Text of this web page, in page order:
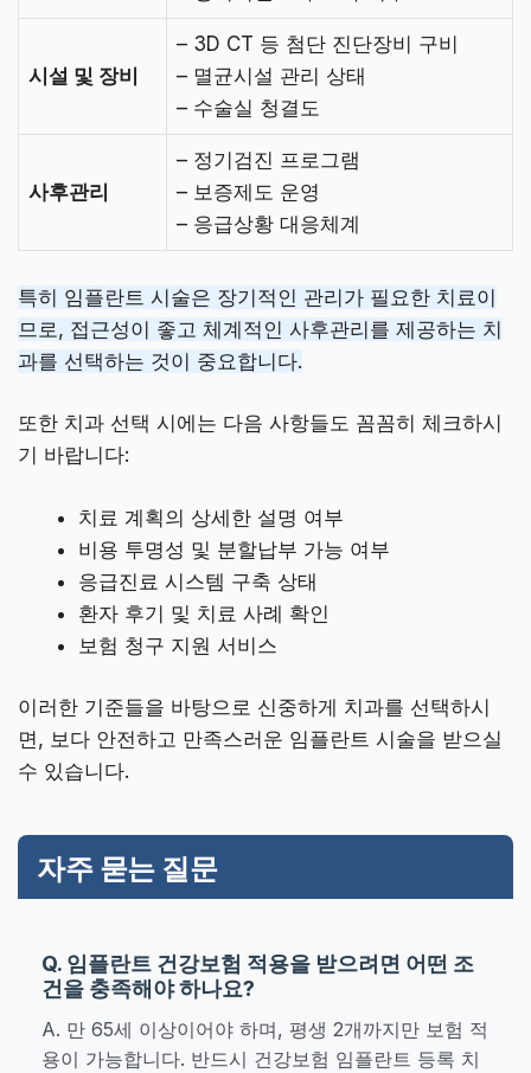
시설 및 장비
– 3D CT 등 첨단 진단장비 구비
– 멸균시설 관리 상태
– 수술실 청결도
사후관리
– 정기검진 프로그램
– 보증제도 운영
– 응급상황 대응체계
특히 임플란트 시술은 장기적인 관리가 필요한 치료이
므로, 접근성이 좋고 체계적인 사후관리를 제공하는 치
과를 선택하는 것이 중요합니다.
또한 치과 선택 시에는 다음 사항들도 꼼꼼히 체크하시
기 바랍니다:
치료 계획의 상세한 설명 여부
비용 투명성 및 분할납부 가능 여부
응급진료 시스템 구축 상태
환자 후기 및 치료 사례 확인
보험 청구 지원 서비스
이러한 기준들을 바탕으로 신중하게 치과를 선택하시
면, 보다 안전하고 만족스러운 임플란트 시술을 받으실
수 있습니다.
자주 묻는 질문
Q. 임플란트 건강보험 적용을 받으려면 어떤 조
건을 충족해야 하나요?
A. 만 65세 이상이어야 하며, 평생 2개까지만 보험 적
용이 가능합니다. 반드시 건강보험 임플란트 등록 치